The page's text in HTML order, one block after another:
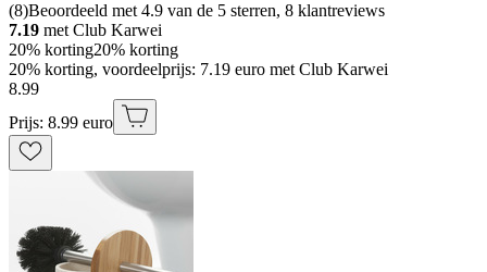
(8)Beoordeeld met 4.9 van de 5 sterren, 8 klantreviews
7.19 met Club Karwei
20% korting20% korting
20% korting, voordeelprijs: 7.19 euro met Club Karwei
8.99
Prijs: 8.99 euro